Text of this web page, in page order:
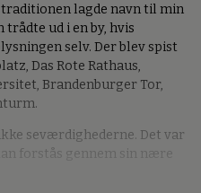
lagde navn til min
trådte ud i en by, hvis
selv. Der blev spist
Das Rote Rathaus,
Brandenburger Tor,
seværdighederne. Det var
forstås gennem sin nære